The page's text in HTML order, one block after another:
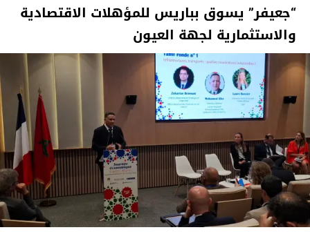
“جعيفر” يسوق بباريس للمؤهلات الاقتصادية
والاستثمارية لجهة العيون